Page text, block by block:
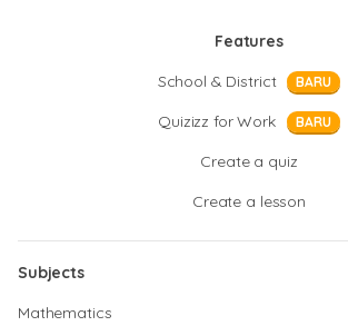
Features
School & District
BARU
Quizizz for Work BARU
Create a quiz
Create a lesson
Subjects
Mathematics